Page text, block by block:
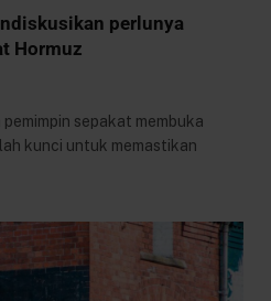
perlunya
Hormuz
sepakat membuka
kunci untuk memastikan